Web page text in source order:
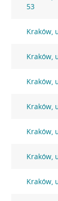
53
Kraków,
Kraków,
Kraków,
Kraków,
Kraków,
Kraków,
Kraków,